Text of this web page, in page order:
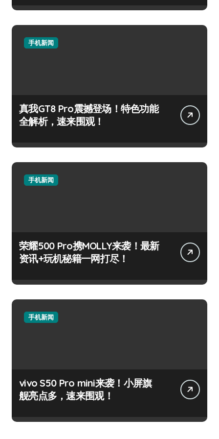
手机新闻
真我GT8 Pro震撼登场！特色功能
全解析，速来围观！
手机新闻
荣耀500 Pro携MOLLY来袭！最新
资讯+玩机秘籍一网打尽！
手机新闻
vivo S50 Pro mini来袭！小屏旗
舰亮点多，速来围观！